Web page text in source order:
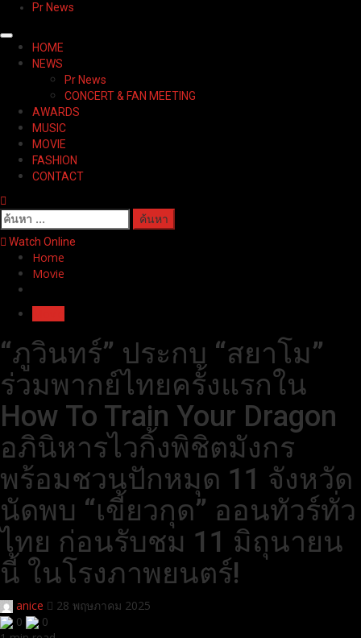
Pr News
Primary
Menu
HOME
NEWS
Pr News
CONCERT & FAN MEETING
AWARDS
MUSIC
MOVIE
FASHION
CONTACT
ค้นหา
สำหรับ:
Watch Online
Home
Movie
“ภูวินทร์” ประกบ “สยาโม”
ร่วมพากย์ไทยครั้งแรกใน
How To Train Your Dragon
อภินิหารไวกิ้งพิชิตมังกร
พร้อมชวนปักหมุด 11 จังหวัด
นัดพบ “เขี้ยวกุด” ออนทัวร์ทั่ว
ไทย ก่อนรับชม 11 มิถุนายน
นี้ ในโรงภาพยนตร์!
anice
28 พฤษภาคม 2025
0
0